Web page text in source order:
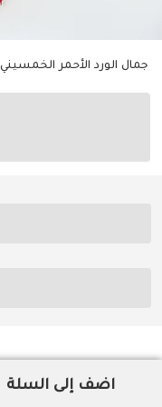
جمال الورد الأحمر الخمسيني
اضف إلى السلة